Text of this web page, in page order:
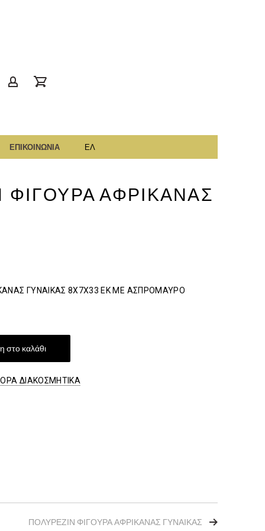
ΕΠΙΚΟΙΝΩΝΙΑ ΕΛ
ΦΙΓΟΥΡΑ ΑΦΡΙΚΑΝΑΣ
ΓΥΝΑΙΚΑΣ 8Χ7Χ33 ΕΚ ΜΕ ΑΣΠΡΟΜΑΥΡΟ
στο καλάθι
ΔΙΑΚΟΣΜΗΤΙΚΑ
ΠΟΛΥΡΕΖΙΝ ΦΙΓΟΥΡΑ ΑΦΡΙΚΑΝΑΣ ΓΥΝΑΙΚΑΣ